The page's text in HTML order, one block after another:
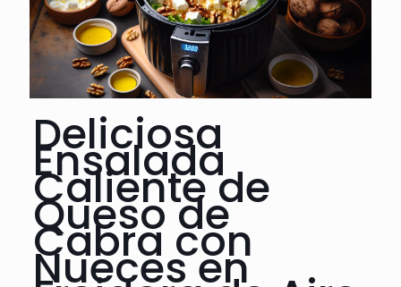
Deliciosa
Ensalada
Caliente de
Queso de
Cabra con
Nueces en